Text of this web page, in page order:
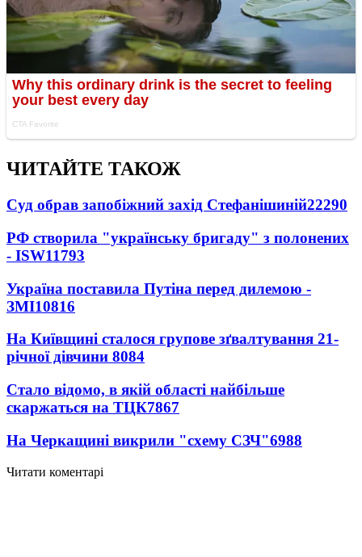
ЧИТАЙТЕ ТАКОЖ
Суд обрав запобіжний захід Стефанішиній22290
РФ створила "українську бригаду" з полонених
- ISW11793
Україна поставила Путіна перед дилемою -
ЗМІ10816
На Київщині сталося групове зґвалтування 21-
річної дівчини 8084
Стало відомо, в якій області найбільше
скаржаться на ТЦК7867
На Черкащині викрили "схему СЗЧ"6988
Читати коментарі